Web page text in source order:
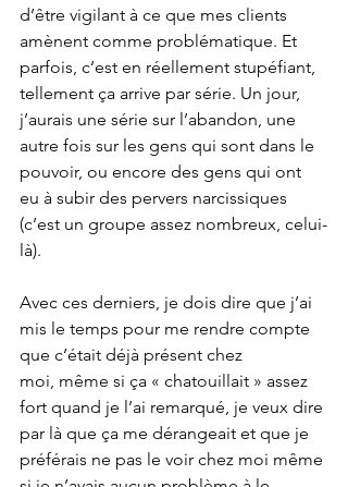
d’être vigilant à ce que mes clients
amènent comme problématique. Et
parfois, c’est en réellement stupéfiant,
tellement ça arrive par série. Un jour,
j’aurais une série sur l’abandon, une
autre fois sur les gens qui sont dans le
pouvoir, ou encore des gens qui ont
eu à subir des pervers narcissiques
(c’est un groupe assez nombreux, celui-
là).
Avec ces derniers, je dois dire que j’ai
mis le temps pour me rendre compte
que c’était déjà présent chez
moi, même si ça « chatouillait » assez
fort quand je l’ai remarqué, je veux dire
par là que ça me dérangeait et que je
préférais ne pas le voir chez moi même